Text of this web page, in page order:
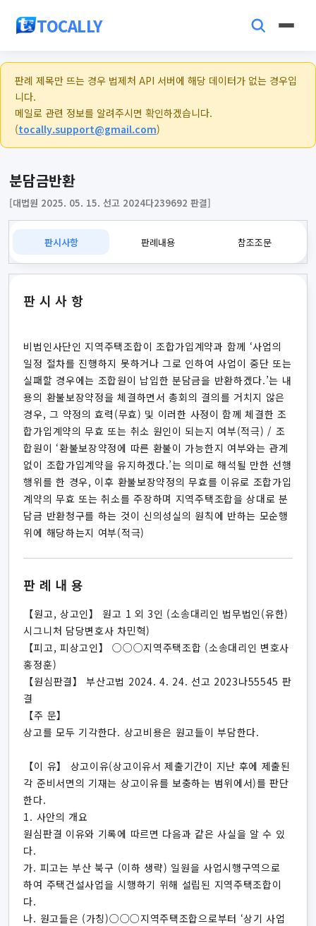
TOCALLY
판례 제목만 뜨는 경우 법제처 API 서버에 해당 데이터가 없는 경우입
니다.
메일로 관련 정보를 알려주시면 확인하겠습니다.
(tocally.support@gmail.com)
분담금반환
[대법원 2025. 05. 15. 선고 2024다239692 판결]
판시사항 판례내용 참조조문
판시사항
비법인사단인 지역주택조합이 조합가입계약과 함께 ‘사업의
일정 절차를 진행하지 못하거나 그로 인하여 사업이 중단 또는
실패할 경우에는 조합원이 납입한 분담금을 반환하겠다.’는 내
용의 환불보장약정을 체결하면서 총회의 결의를 거치지 않은
경우, 그 약정의 효력(무효) 및 이러한 사정이 함께 체결한 조
합가입계약의 무효 또는 취소 원인이 되는지 여부(적극) / 조
합원이 ‘환불보장약정에 따른 환불이 가능한지 여부와는 관계
없이 조합가입계약을 유지하겠다.’는 의미로 해석될 만한 선행
행위를 한 경우, 이후 환불보장약정의 무효를 이유로 조합가입
계약의 무효 또는 취소를 주장하며 지역주택조합을 상대로 분
담금 반환청구를 하는 것이 신의성실의 원칙에 반하는 모순행
위에 해당하는지 여부(적극)
판례내용
【원고, 상고인】 원고 1 외 3인 (소송대리인 법무법인(유한)
시그니처 담당변호사 차민혁)
【피고, 피상고인】 ○○○지역주택조합 (소송대리인 변호사
홍정훈)
【원심판결】 부산고법 2024. 4. 24. 선고 2023나55545 판
결
【주 문】
상고를 모두 기각한다. 상고비용은 원고들이 부담한다.
【이 유】 상고이유(상고이유서 제출기간이 지난 후에 제출된
각 준비서면의 기재는 상고이유를 보충하는 범위에서)를 판단
한다.
1. 사안의 개요
원심판결 이유와 기록에 따르면 다음과 같은 사실을 알 수 있
다.
가. 피고는 부산 북구 (이하 생략) 일원을 사업시행구역으로
하여 주택건설사업을 시행하기 위해 설립된 지역주택조합이
다.
나. 원고들은 (가칭)○○○지역주택조합으로부터 ‘상기 사업